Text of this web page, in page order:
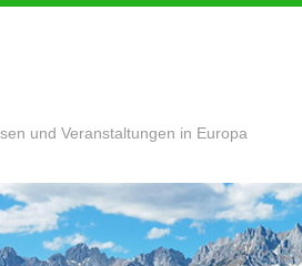
und Veranstaltungen in Europa